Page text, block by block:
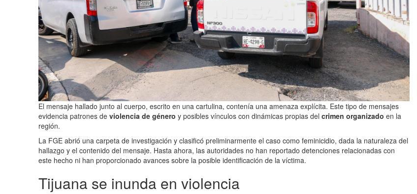
El mensaje hallado junto al cuerpo, escrito en una cartulina, contenía una amenaza explícita. Este tipo de mensajes
evidencia patrones de violencia de género y posibles vínculos con dinámicas propias del crimen organizado en la
región.
La FGE abrió una carpeta de investigación y clasificó preliminarmente el caso como feminicidio, dada la naturaleza del
hallazgo y el contenido del mensaje. Hasta ahora, las autoridades no han reportado detenciones relacionadas con
este hecho ni han proporcionado avances sobre la posible identificación de la víctima.
Tijuana se inunda en violencia